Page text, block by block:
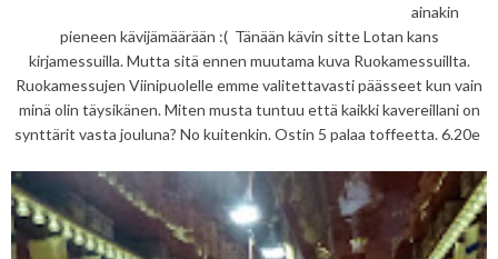
ainakin
pieneen kävijämäärään :( Tänään kävin sitte Lotan kans
kirjamessuilla. Mutta sitä ennen muutama kuva Ruokamessuillta.
Ruokamessujen Viinipuolelle emme valitettavasti päässeet kun vain
minä olin täysikänen. Miten musta tuntuu että kaikki kavereillani on
synttärit vasta jouluna? No kuitenkin. Ostin 5 palaa toffeetta. 6.20e